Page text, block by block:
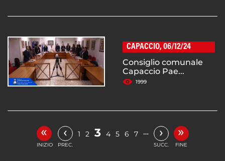
CAPACCIO, 06/12/24
Consiglio comunale
Capaccio Pae...
1999
«
INIZIO
‹
PREC.
1 2 3 4 5 6 7 … ›
SUCC.
»
FINE